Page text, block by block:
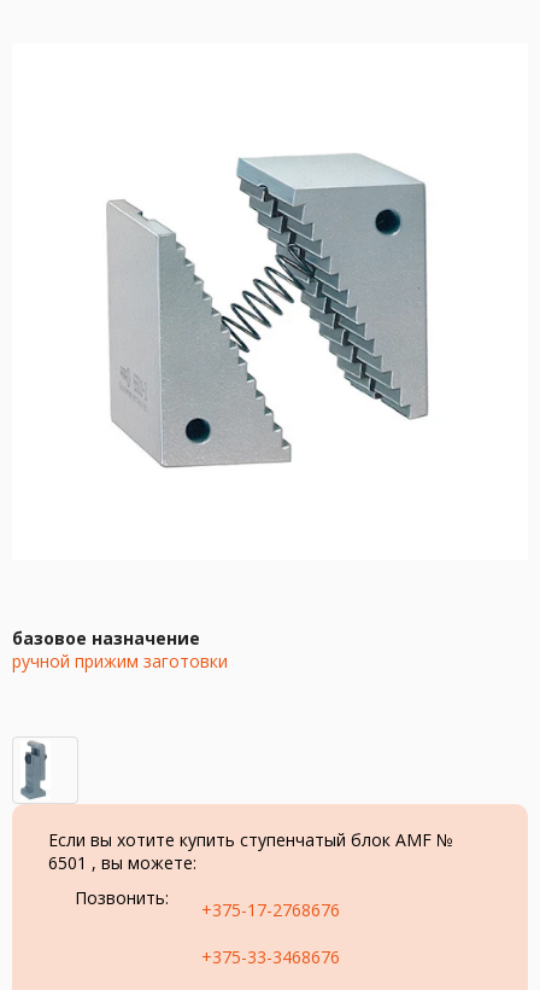
базовое назначение
ручной прижим заготовки
Если вы хотите купить cтупенчатый блок AMF №
6501 , вы можете:
Позвонить:
+375-17-2768676
+375-33-3468676